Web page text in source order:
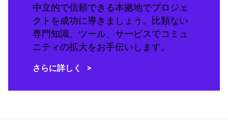
中立的で信頼できる本拠地でプロジェ
クトを成功に導きましょう。比類ない
専門知識、ツール、サービスでコミュ
ニティの拡大をお手伝いします。
さらに詳しく